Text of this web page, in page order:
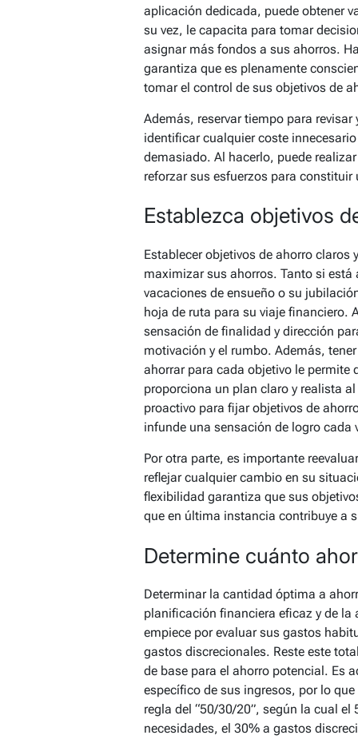
aplicación dedicada, puede obtener
su vez, le capacita para tomar
asignar más fondos a sus ahorros.
garantiza que es plenamente
tomar el control de sus objetivos de
Además, reservar tiempo para
identificar cualquier coste
demasiado. Al hacerlo, puede
reforzar sus esfuerzos para
Establezca objetivos
Establecer objetivos de ahorro
maximizar sus ahorros. Tanto si
vacaciones de ensueño o su
hoja de ruta para su viaje financiero.
sensación de finalidad y dirección
motivación y el rumbo. Además,
ahorrar para cada objetivo le
proporciona un plan claro y realista
proactivo para fijar objetivos de
infunde una sensación de logro cada
Por otra parte, es importante
reflejar cualquier cambio en su
flexibilidad garantiza que sus
que en última instancia contribuye a
Determine cuánto
Determinar la cantidad óptima a
planificación financiera eficaz y de
empiece por evaluar sus gastos
gastos discrecionales. Reste este
de base para el ahorro potencial. Es
específico de sus ingresos, por lo
regla del “50/30/20”, según la cual
necesidades, el 30% a gastos